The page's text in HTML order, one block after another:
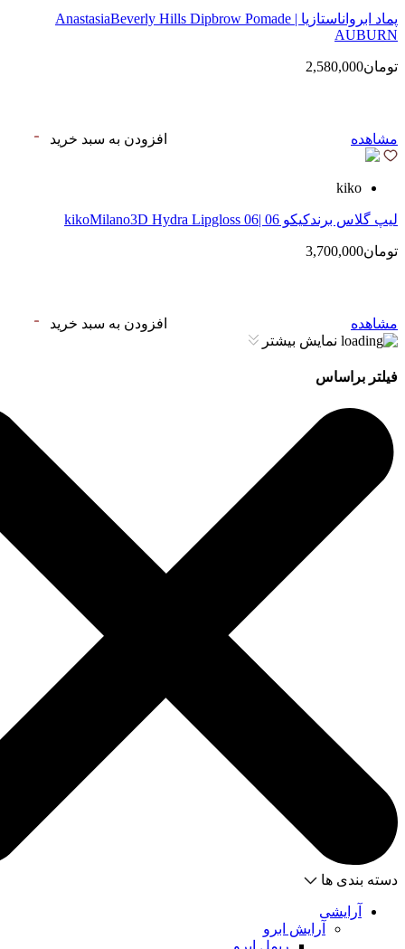
پماد ابرواناستازیا | AnastasiaBeverly Hills Dipbrow Pomade
AUBURN
تومان2,580,000
مشاهده افزودن به سبد خرید
kiko
لیپ گلاس‌ برندکیکو 06 |kikoMilano3D Hydra Lipgloss 06
تومان3,700,000
مشاهده
افزودن به سبد خرید
نمایش بیشتر
فیلتر براساس
دسته بندی ها
آرایشی
آرایش ابرو